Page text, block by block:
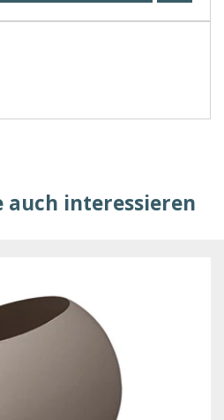
auch interessieren